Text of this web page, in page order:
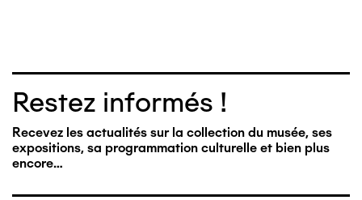
Restez informés !
Recevez les actualités sur la collection du musée, ses
expositions, sa programmation culturelle et bien plus
encore…